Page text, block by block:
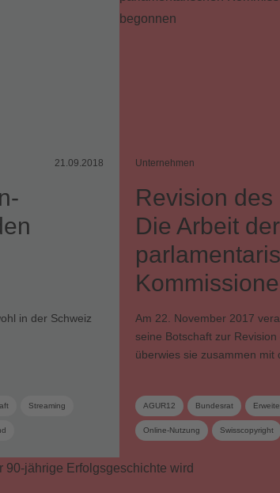
21.09.2018
in der Schweiz
Streaming
Unternehmen
Revision
Die Arbeit der
Am 22. November 2017
seine Botschaft zur
überwies sie zusammen mit
AGUR12 Bundesrat
Online-Nutzung Swisscopyright